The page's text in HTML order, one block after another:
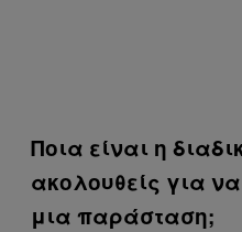
Ποια είναι η
ακολουθείς για
μια παράσταση;